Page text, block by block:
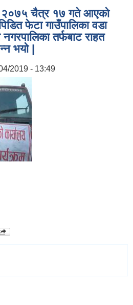
२०७५ चैत्र १७ गते आएको
फेटा गाउँपालिका वडा
तर्फबाट राहत
भयो |
2019 - 13:49